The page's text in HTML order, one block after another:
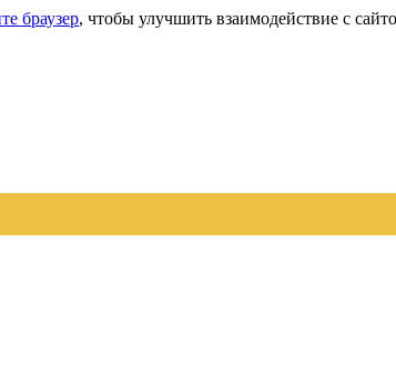
браузер, чтобы улучшить взаимодействие с